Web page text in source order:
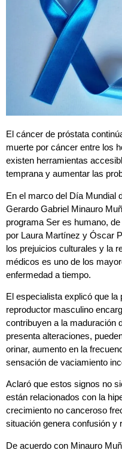
El cáncer de próstata
muerte por cáncer entre los
existen herramientas
temprana y aumentar las
En el marco del Día Mundial
Gerardo Gabriel Minauro
programa Ser es humano,
por Laura Martínez y Óscar
los prejuicios culturales y la
médicos es uno de los
enfermedad a tiempo.
El especialista explicó que la
reproductor masculino
contribuyen a la maduración
presenta alteraciones,
orinar, aumento en la
sensación de vaciamiento
Aclaró que estos signos no
están relacionados con la
crecimiento no canceroso
situación genera confusión y
De acuerdo con Minauro